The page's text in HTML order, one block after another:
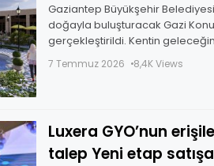
Gaziantep Büyükşehir
doğayla buluşturacak Gazi
gerçekleştirildi. Kentin
yaşatacak ve aileleri toprakla
Belediyesi
7 Temmuz 2026 8,4K Views
Luxera GYO’nun
talep Yeni etap satışa